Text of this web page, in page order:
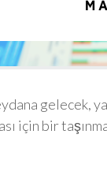
gelecek,
için bir